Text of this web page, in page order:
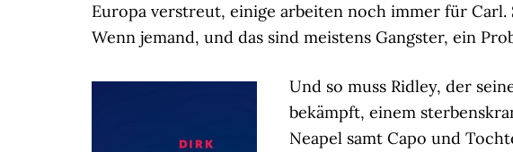
Europa verstreut, einige arbeiten noch immer für Carl.
Wenn jemand, und das sind meistens Gangster, ein
Und so muss Ridley, der
bekämpft, einem
Neapel samt Capo und